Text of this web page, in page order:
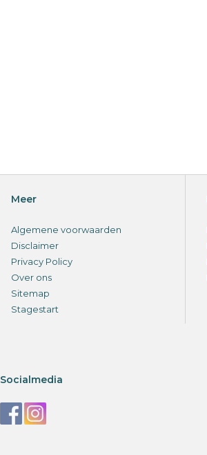
Meer
Algemene voorwaarden
Disclaimer
Privacy Policy
Over ons
Sitemap
Stagestart
Socialmedia